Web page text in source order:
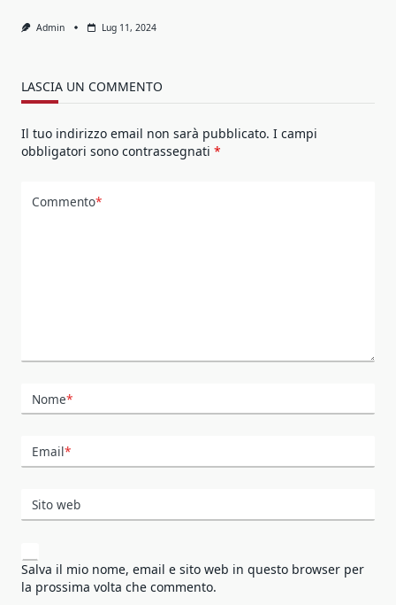
Admin Lug 11, 2024
LASCIA UN COMMENTO
Il tuo indirizzo email non sarà pubblicato. I campi
obbligatori sono contrassegnati *
Commento*
Nome*
Email*
Sito web
Salva il mio nome, email e sito web in questo browser per
la prossima volta che commento.